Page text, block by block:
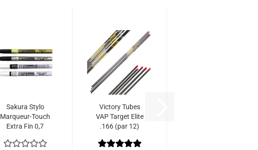
Sakura Stylo
Marqueur-Touch
Extra Fin 0,7
Victory Tubes
VAP Target Elite
.166 (par 12)